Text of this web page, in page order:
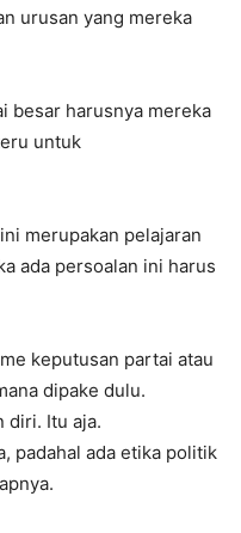
urusan yang mereka
besar harusnya mereka
untuk
merupakan pelajaran
ada persoalan ini harus
keputusan partai atau
dipake dulu.
diri. Itu aja.
padahal ada etika politik